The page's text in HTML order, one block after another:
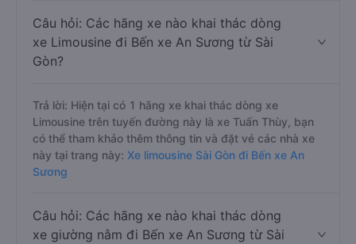
Câu hỏi: Các hãng xe nào khai thác dòng
xe Limousine đi Bến xe An Sương từ Sài
Gòn?
Trả lời: Hiện tại có 1 hãng xe khai thác dòng xe
Limousine trên tuyến đường này là xe Tuấn Thùy, bạn
có thể tham khảo thêm thông tin và đặt vé các nhà xe
này tại trang này: Xe limousine Sài Gòn đi Bến xe An
Sương
Câu hỏi: Các hãng xe nào khai thác dòng
xe giường nằm đi Bến xe An Sương từ Sài